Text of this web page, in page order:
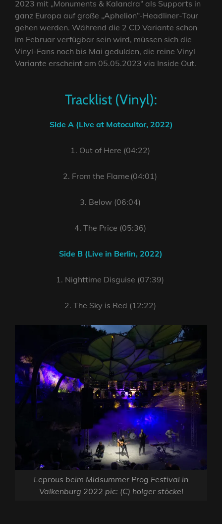
2023 mit „Monuments & Kalandra“ als Supports in
ganz Europa auf große „Aphelion“-Headliner-Tour
gehen werden. Während die 2 CD Variante schon
im Februar verfügbar sein wird, müssen sich die
Vinyl-Fans noch bis Mai gedulden, die reine Vinyl
Variante erscheint am 05.05.2023 via Inside Out.
Tracklist (Vinyl):
Side A (Live at Motocultor, 2022)
1. Out of Here (04:22)
2. From the Flame (04:01)
3. Below (06:04)
4. The Price (05:36)
Side B (Live in Berlin, 2022)
1. Nighttime Disguise (07:39)
2. The Sky is Red (12:22)
Leprous beim Midsummer Prog Festival in
Valkenburg 2022 pic: (C) holger stöckel